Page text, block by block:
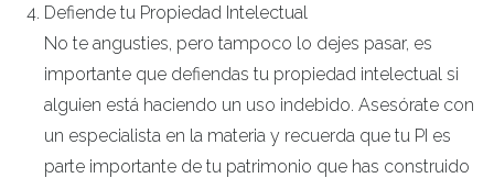
Defiende tu Propiedad Intelectual
No te angusties, pero tampoco lo dejes pasar, es
importante que defiendas tu propiedad intelectual si
alguien está haciendo un uso indebido. Asesórate con
un especialista en la materia y recuerda que tu PI es
parte importante de tu patrimonio que has construido